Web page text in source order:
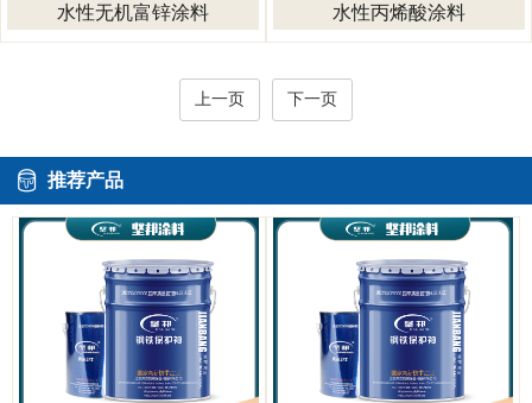
水性无机富锌涂料 水性丙烯酸涂料
上一页 下一页
推荐产品